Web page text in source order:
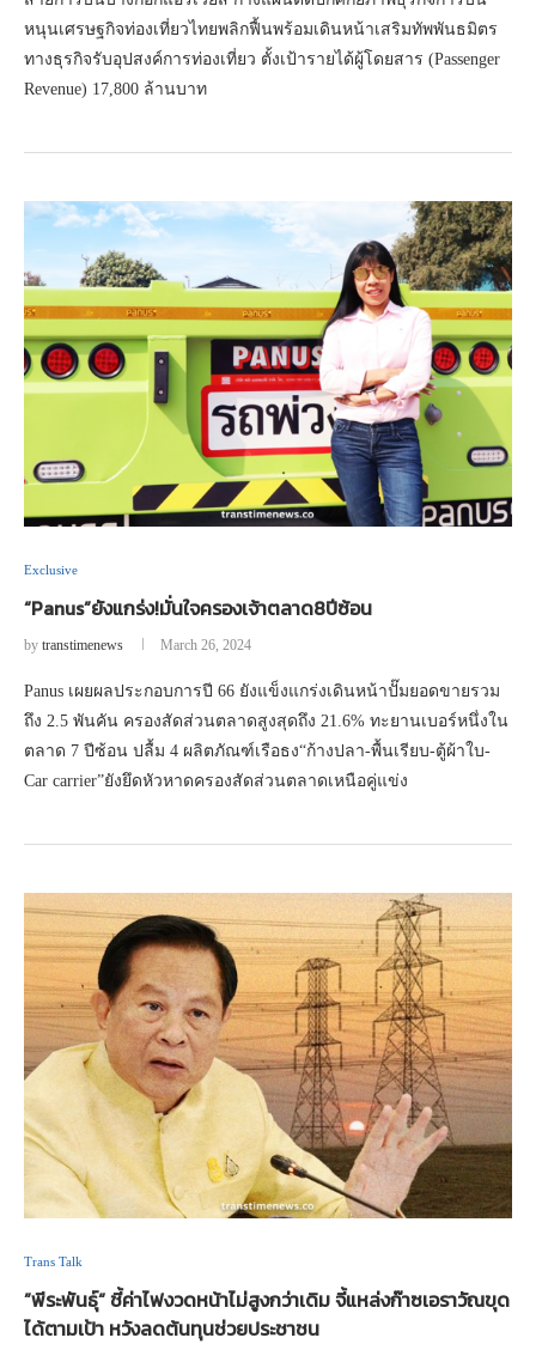
หนุนเศรษฐกิจท่องเที่ยวไทยพลิกฟื้นพร้อมเดินหน้าเสริมทัพพันธมิตร
ทางธุรกิจรับอุปสงค์การท่องเที่ยว ตั้งเป้ารายได้ผู้โดยสาร (Passenger
Revenue) 17,800 ล้านบาท
Exclusive
“Panus”ยังแกร่ง!มั่นใจครองเจ้าตลาด8ปีซ้อน
by transtimenews March 26, 2024
Panus เผยผลประกอบการปี 66 ยังแข็งแกร่งเดินหน้าปั๊มยอดขายรวม
ถึง 2.5 พันคัน ครองสัดส่วนตลาดสูงสุดถึง 21.6% ทะยานเบอร์หนึ่งใน
ตลาด 7 ปีซ้อน ปลื้ม 4 ผลิตภัณฑ์เรือธง“ก้างปลา-พื้นเรียบ-ตู้ผ้าใบ-
Car carrier”ยังยึดหัวหาดครองสัดส่วนตลาดเหนือคู่แข่ง
Trans Talk
”พีระพันธุ์“ ชี้ค่าไฟงวดหน้าไม่สูงกว่าเดิม จี้แหล่งก๊าซเอราวัณขุด
ได้ตามเป้า หวังลดต้นทุนช่วยประชาชน